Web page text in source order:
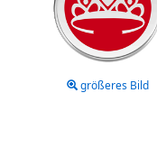
größeres Bild